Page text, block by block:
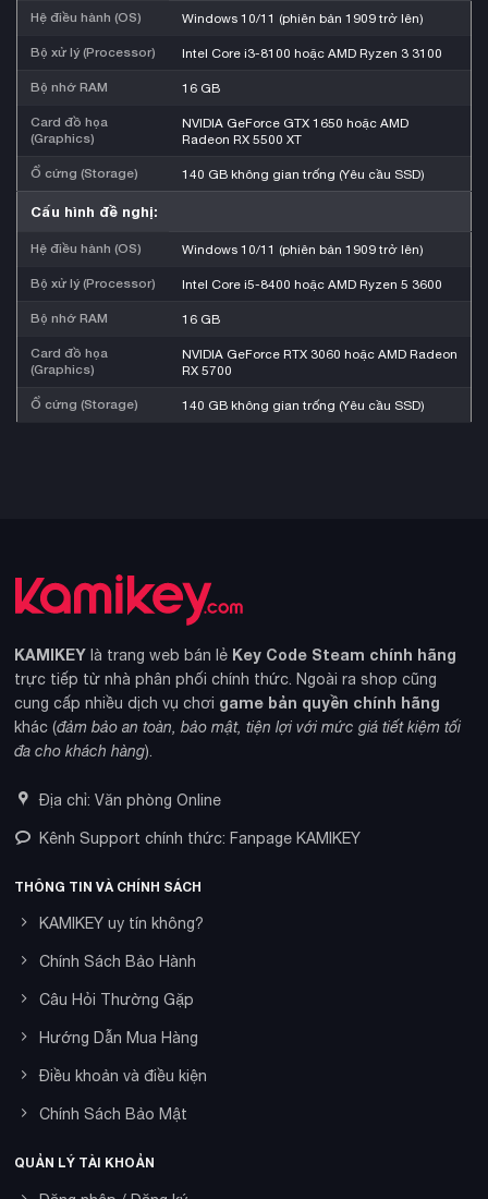
Hệ điều hành (OS) Windows 10/11 (phiên bản 1909 trở lên)
Bộ xử lý (Processor) Intel Core i3-8100 hoặc AMD Ryzen 3 3100
Bộ nhớ RAM 16 GB
Card đồ họa
(Graphics)
NVIDIA GeForce GTX 1650 hoặc AMD
Radeon RX 5500 XT
Ổ cứng (Storage) 140 GB không gian trống (Yêu cầu SSD)
Cấu hình đề nghị:
Hệ điều hành (OS) Windows 10/11 (phiên bản 1909 trở lên)
Bộ xử lý (Processor) Intel Core i5-8400 hoặc AMD Ryzen 5 3600
Bộ nhớ RAM 16 GB
Card đồ họa
(Graphics)
NVIDIA GeForce RTX 3060 hoặc AMD Radeon
RX 5700
Ổ cứng (Storage) 140 GB không gian trống (Yêu cầu SSD)
KAMIKEY là trang web bán lẻ Key Code Steam chính hãng
trực tiếp từ nhà phân phối chính thức. Ngoài ra shop cũng
cung cấp nhiều dịch vụ chơi game bản quyền chính hãng
khác (đảm bảo an toàn, bảo mật, tiện lợi với mức giá tiết kiệm tối
đa cho khách hàng).
Địa chỉ: Văn phòng Online
Kênh Support chính thức: Fanpage KAMIKEY
THÔNG TIN VÀ CHÍNH SÁCH
KAMIKEY uy tín không?
Chính Sách Bảo Hành
Câu Hỏi Thường Gặp
Hướng Dẫn Mua Hàng
Điều khoản và điều kiện
Chính Sách Bảo Mật
QUẢN LÝ TÀI KHOẢN